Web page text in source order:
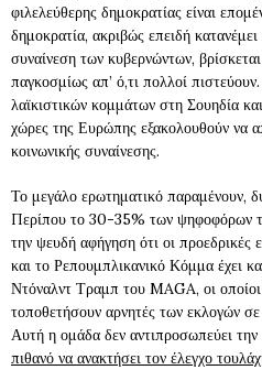
φιλελεύθερης δημοκρατίας είναι
δημοκρατία, ακριβώς επειδή
συναίνεση των κυβερνώντων,
παγκοσμίως απ’ ό,τι πολλοί
λαϊκιστικών κομμάτων στη Σουηδία
χώρες της Ευρώπης εξακολουθούν να
κοινωνικής συναίνεσης.
Το μεγάλο ερωτηματικό παραμένουν,
Περίπου το 30-35% των ψηφοφόρων
την ψευδή αφήγηση ότι οι
και το Ρεπουμπλικανικό Κόμμα έχει
Ντόναλντ Τραμπ του MAGA, οι
τοποθετήσουν αρνητές των εκλογών
Αυτή η ομάδα δεν αντιπροσωπεύει
πιθανό να ανακτήσει τον έλεγχο